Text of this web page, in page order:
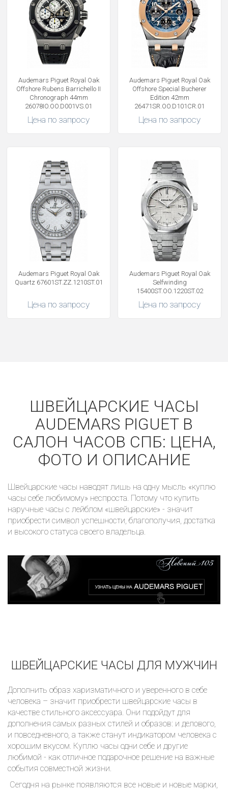
Audemars Piguet Royal Oak
Offshore Rubens Barrichello II
Chronograph 44mm
26078IO.OO.D001VS.01
Цена по запросу
Audemars Piguet Royal Oak
Offshore Special Bucherer
Edition 42mm
26471SR.OO.D101CR.01
Цена по запросу
Audemars Piguet Royal Oak
Quartz 67601ST.ZZ.1210ST.01
Цена по запросу
Audemars Piguet Royal Oak
Selfwinding
15400ST.OO.1220ST.02
Цена по запросу
ШВЕЙЦАРСКИЕ ЧАСЫ
AUDEMARS PIGUET В
САЛОН ЧАСОВ СПБ: ЦЕНА,
ФОТО И ОПИСАНИЕ
Швейцарские часы наводят лишь на одну мысль «куплю
часы себе любимому» неспроста. Потому что купить
наручные часы с лейблом «швейцарские» - значит
приобрести символ успешности, благополучия, достатка
и высокого статуса своего владельца.
ШВЕЙЦАРСКИЕ ЧАСЫ ДЛЯ МУЖЧИН
Дополнить образ харизматичного и уверенного в себе
человека – значит приобрести швейцарские часы в
качестве стильного аксессуара. Они подойдут для
дополнения самых разных стилей и образов: и делового,
и повседневного, а также станут индикатором человека с
хорошим вкусом. Куплю часы одни себе и другие
любимой - как отличное подарочное решение на важные
события совместной жизни.
Сегодня на рынке появляются все новые и новые марки,
Получать на почту